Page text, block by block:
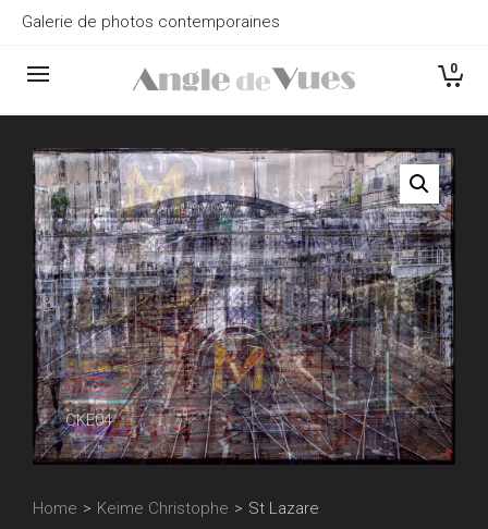
Galerie de photos contemporaines
0
CKE04
Home > Keime Christophe > St Lazare